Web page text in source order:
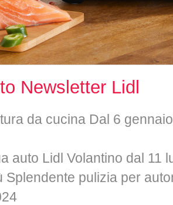
Newsletter Lidl
da cucina Dal 6
auto Lidl Volantino dal 11
Splendente pulizia per